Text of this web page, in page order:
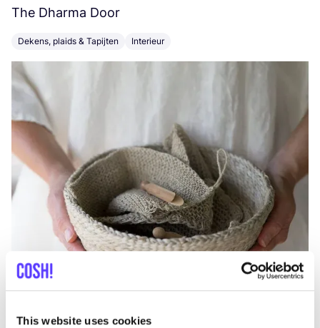
This website uses cookies
The Dharma Door
Dekens, plaids & Tapijten Interieur